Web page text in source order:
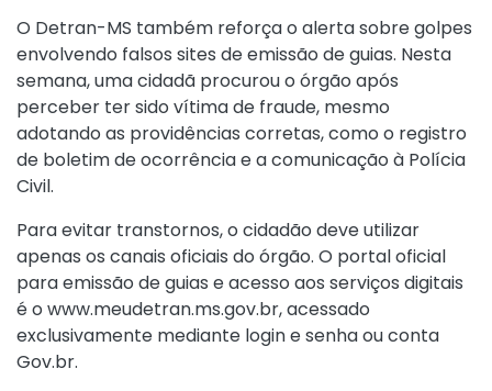
O Detran-MS também reforça o alerta sobre golpes
envolvendo falsos sites de emissão de guias. Nesta
semana, uma cidadã procurou o órgão após
perceber ter sido vítima de fraude, mesmo
adotando as providências corretas, como o registro
de boletim de ocorrência e a comunicação à Polícia
Civil.
Para evitar transtornos, o cidadão deve utilizar
apenas os canais oficiais do órgão. O portal oficial
para emissão de guias e acesso aos serviços digitais
é o www.meudetran.ms.gov.br, acessado
exclusivamente mediante login e senha ou conta
Gov.br.